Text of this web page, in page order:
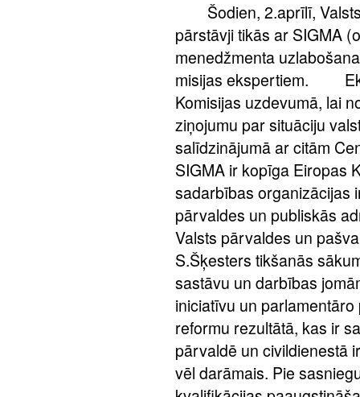
Šodien, 2.aprīlī, Valsts
pārstāvji tikās ar SIGMA
menedžmenta
misijas ekspertiem.
Komisijas uzdevumā, lai
ziņojumu par situāciju
salīdzinājumā ar citām
SIGMA ir kopīga Eiropas
sadarbības organizācijas
pārvaldes un publiskās
Valsts pārvaldes un
S.Šķesters tikšanās
sastāvu un darbības
iniciatīvu un
reformu rezultātā, kas ir
pārvaldē un civildienestā
vēl darāmais. Pie